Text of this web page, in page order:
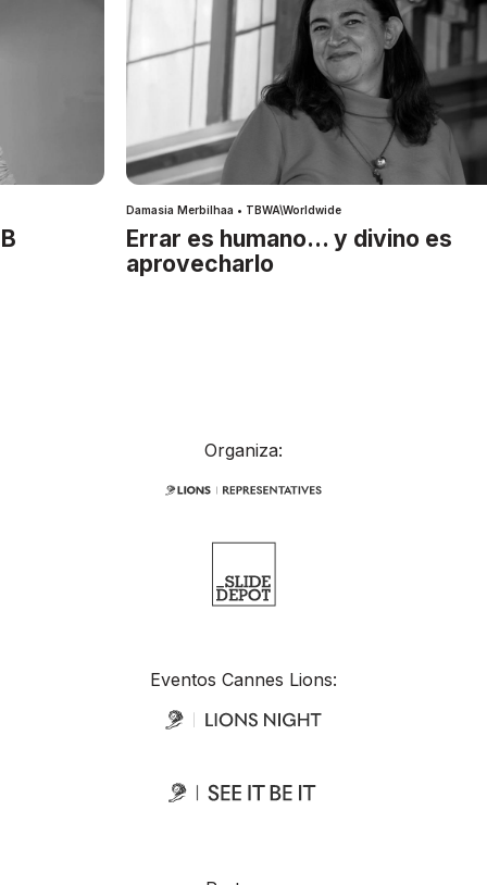
Damasia Merbilhaa • TBWA\Worldwide
Errar es humano… y divino es
aprovecharlo
Organiza:
Eventos Cannes Lions: